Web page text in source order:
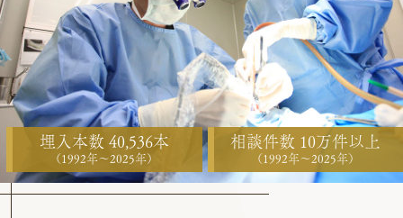
埋入本数 40,536本
（1992年〜2025年）
相談件数 10万件以上
（1992年〜2025年）